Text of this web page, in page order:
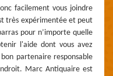
facilement vous joindre
très expérimentée et peut
pour n’importe quelle
l'aide dont vous avez
partenaire responsable
Marc Antiquaire est